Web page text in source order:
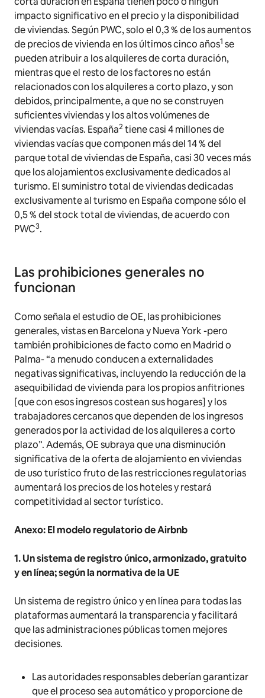
impacto significativo en el precio y la disponibilidad
de viviendas. Según PWC, solo el 0,3 % de los aumentos
de precios de vivienda en los últimos cinco años1 se
pueden atribuir a los alquileres de corta duración,
mientras que el resto de los factores no están
relacionados con los alquileres a corto plazo, y son
debidos, principalmente, a que no se construyen
suficientes viviendas y los altos volúmenes de
viviendas vacías. España2 tiene casi 4 millones de
viviendas vacías que componen más del 14 % del
parque total de viviendas de España, casi 30 veces más
que los alojamientos exclusivamente dedicados al
turismo. El suministro total de viviendas dedicadas
exclusivamente al turismo en España compone sólo el
0,5 % del stock total de viviendas, de acuerdo con
PWC3.
Las prohibiciones generales no
funcionan
Como señala el estudio de OE, las prohibiciones
generales, vistas en Barcelona y Nueva York -pero
también prohibiciones de facto como en Madrid o
Palma- “a menudo conducen a externalidades
negativas significativas, incluyendo la reducción de la
asequibilidad de vivienda para los propios anfitriones
[que con esos ingresos costean sus hogares] y los
trabajadores cercanos que dependen de los ingresos
generados por la actividad de los alquileres a corto
plazo”. Además, OE subraya que una disminución
significativa de la oferta de alojamiento en viviendas
de uso turístico fruto de las restricciones regulatorias
aumentará los precios de los hoteles y restará
competitividad al sector turístico.
Anexo: El modelo regulatorio de Airbnb
1. Un sistema de registro único, armonizado, gratuito
y en línea; según la normativa de la UE
Un sistema de registro único y en línea para todas las
plataformas aumentará la transparencia y facilitará
que las administraciones públicas tomen mejores
decisiones.
Las autoridades responsables deberían garantizar
que el proceso sea automático y proporcione de